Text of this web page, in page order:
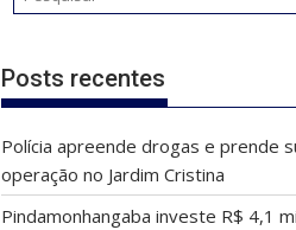
Posts recentes
Polícia apreende drogas e prende
operação no Jardim Cristina
Pindamonhangaba investe R$ 4,1